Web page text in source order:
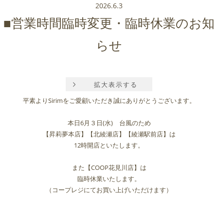
2026.6.3
■営業時間臨時変更・臨時休業のお知
らせ
拡大表示する
平素よりSirimをご愛顧いただき誠にありがとうございます。
本日6月３日(水) 台風のため
【昇莉夢本店】【北綾瀬店】【綾瀬駅前店】は
12時開店といたします。
また【COOP花見川店】は
臨時休業いたします。
（コープレジにてお買い上げいただけます）